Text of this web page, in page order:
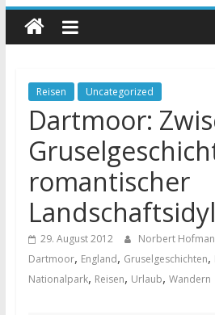
Reisen Uncategorized
Dartmoor:
romantischer
29. August 2012 Norbert
Dartmoor, England, Gruselgeschichten,
Nationalpark, Reisen, Urlaub, Wandern